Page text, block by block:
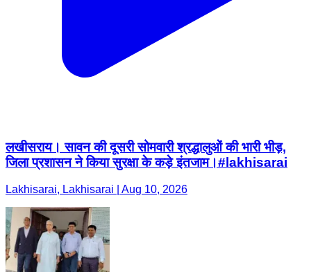
लखीसराय। सावन की दूसरी सोमवारी श्रद्धालुओं की भारी भीड़,
जिला प्रशासन ने किया सुरक्षा के कड़े इंतजाम।#lakhisarai
Lakhisarai, Lakhisarai | Aug 10, 2026